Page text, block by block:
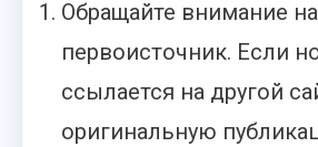
Обращайте внимание на
первоисточник. Если
ссылается на другой
оригинальную